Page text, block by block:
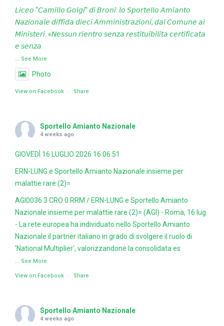
𝘓𝘪𝘤𝘦𝘰 “𝘊𝘢𝘮𝘪𝘭𝘭𝘰 𝘎𝘰𝘭𝘨𝘪” 𝘥𝘪 𝘉𝘳𝘰𝘯𝘪: 𝘭𝘰 𝘚𝘱𝘰𝘳𝘵𝘦𝘭𝘭𝘰 𝘈𝘮𝘪𝘢𝘯𝘵𝘰
𝘕𝘢𝘻𝘪𝘰𝘯𝘢𝘭𝘦 𝘥𝘪𝘧𝘧𝘪𝘥𝘢 𝘥𝘪𝘦𝘤𝘪 𝘈𝘮𝘮𝘪𝘯𝘪𝘴𝘵𝘳𝘢𝘻𝘪𝘰𝘯𝘪, 𝘥𝘢𝘭 𝘊𝘰𝘮𝘶𝘯𝘦 𝘢𝘪
𝘔𝘪𝘯𝘪𝘴𝘵𝘦𝘳𝘪. «𝘕𝘦𝘴𝘴𝘶𝘯 𝘳𝘪𝘦𝘯𝘵𝘳𝘰 𝘴𝘦𝘯𝘻𝘢 𝘳𝘦𝘴𝘵𝘪𝘵𝘶𝘪𝘣𝘪𝘭𝘪𝘵𝘢 𝘤𝘦𝘳𝘵𝘪𝘧𝘪𝘤𝘢𝘵𝘢
𝘦 𝘴𝘦𝘯𝘻𝘢
See More
Photo
View on Facebook · Share
Sportello Amianto Nazionale
4 weeks ago
GIOVEDÌ 16 LUGLIO 2026 16.06.51
ERN-LUNG e Sportello Amianto Nazionale insieme per
malattie rare (2)=
AGI0036 3 CRO 0 RRM / ERN-LUNG e Sportello Amianto
Nazionale insieme per malattie rare (2)= (AGI) - Roma, 16 lug.
- La rete europea ha individuato nello Sportello Amianto
Nazionale il partner italiano in grado di svolgere il ruolo di
'National Multiplier', valorizzandone la consolidata es
See More
View on Facebook · Share
Sportello Amianto Nazionale
4 weeks ago